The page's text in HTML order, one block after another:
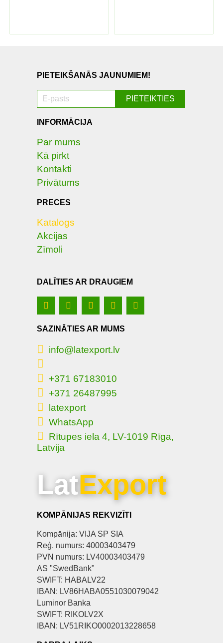
PIETEIKŠANĀS JAUNUMIEM!
INFORMĀCIJA
Par mums
Kā pirkt
Kontakti
Privātums
PRECES
Katalogs
Akcijas
Zīmoli
DALĪTIES AR DRAUGIEM
SAZINĀTIES AR MUMS
info@latexport.lv
+371 67183010
+371 26487995
latexport
WhatsApp
Rītupes iela 4, LV-1019 Rīga,
Latvija
LatExport
KOMPĀNIJAS REKVIZĪTI
Kompānija: VIJA SP SIA
Reģ. numurs: 40003403479
PVN numurs: LV40003403479
AS "SwedBank"
SWIFT: HABALV22
IBAN: LV86HABA0551030079042
Luminor Banka
SWIFT: RIKOLV2X
IBAN: LV51RIKO0002013228658